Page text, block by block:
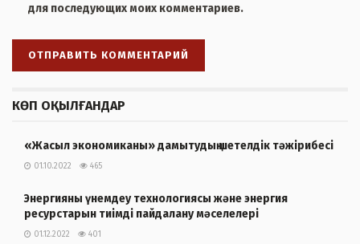
для последующих моих комментариев.
КӨП ОҚЫЛҒАНДАР
«Жасыл экономиканы» дамытудың шетелдік тәжірибесі
01.10.2022 465
Энергияны үнемдеу технологиясы және энергия
ресурстарын тиімді пайдалану мәселелері
01.12.2022 401